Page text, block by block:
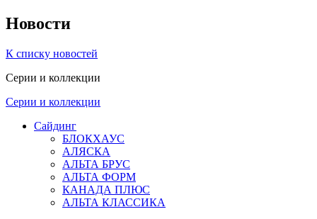
Новости
К списку новостей
Серии и коллекции
Серии и коллекции
Сайдинг
БЛОКХАУС
АЛЯСКА
АЛЬТА БРУС
АЛЬТА ФОРМ
КАНАДА ПЛЮС
АЛЬТА КЛАССИКА